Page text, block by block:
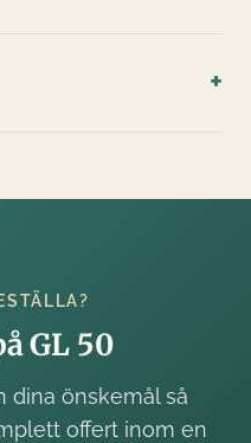
GL 50
dina önskemål så
offert inom en